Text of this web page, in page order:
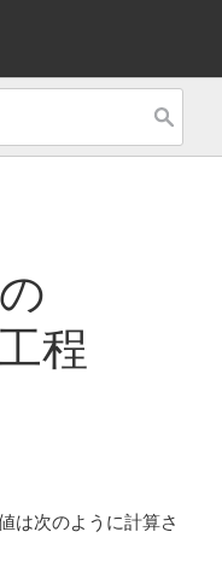
の
程
は次のように計算さ